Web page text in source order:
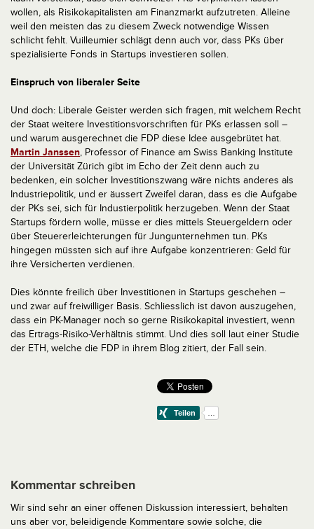
wollen, als Risikokapitalisten am Finanzmarkt aufzutreten. Alleine
weil den meisten das zu diesem Zweck notwendige Wissen
schlicht fehlt. Vuilleumier schlägt denn auch vor, dass PKs über
spezialisierte Fonds in Startups investieren sollen.
Einspruch von liberaler Seite
Und doch: Liberale Geister werden sich fragen, mit welchem Recht
der Staat weitere Investitionsvorschriften für PKs erlassen soll –
und warum ausgerechnet die FDP diese Idee ausgebrütet hat.
Martin Janssen, Professor of Finance am Swiss Banking Institute
der Universität Zürich gibt im Echo der Zeit denn auch zu
bedenken, ein solcher Investitionszwang wäre nichts anderes als
Industriepolitik, und er äussert Zweifel daran, dass es die Aufgabe
der PKs sei, sich für Industierpolitik herzugeben. Wenn der Staat
Startups fördern wolle, müsse er dies mittels Steuergeldern oder
über Steuererleichterungen für Jungunternehmen tun. PKs
hingegen müssten sich auf ihre Aufgabe konzentrieren: Geld für
ihre Versicherten verdienen.
Dies könnte freilich über Investitionen in Startups geschehen –
und zwar auf freiwilliger Basis. Schliesslich ist davon auszugehen,
dass ein PK-Manager noch so gerne Risikokapital investiert, wenn
das Ertrags-Risiko-Verhältnis stimmt. Und dies soll laut einer Studie
der ETH, welche die FDP in ihrem Blog zitiert, der Fall sein.
Kommentar schreiben
Wir sind sehr an einer offenen Diskussion interessiert, behalten
uns aber vor, beleidigende Kommentare sowie solche, die